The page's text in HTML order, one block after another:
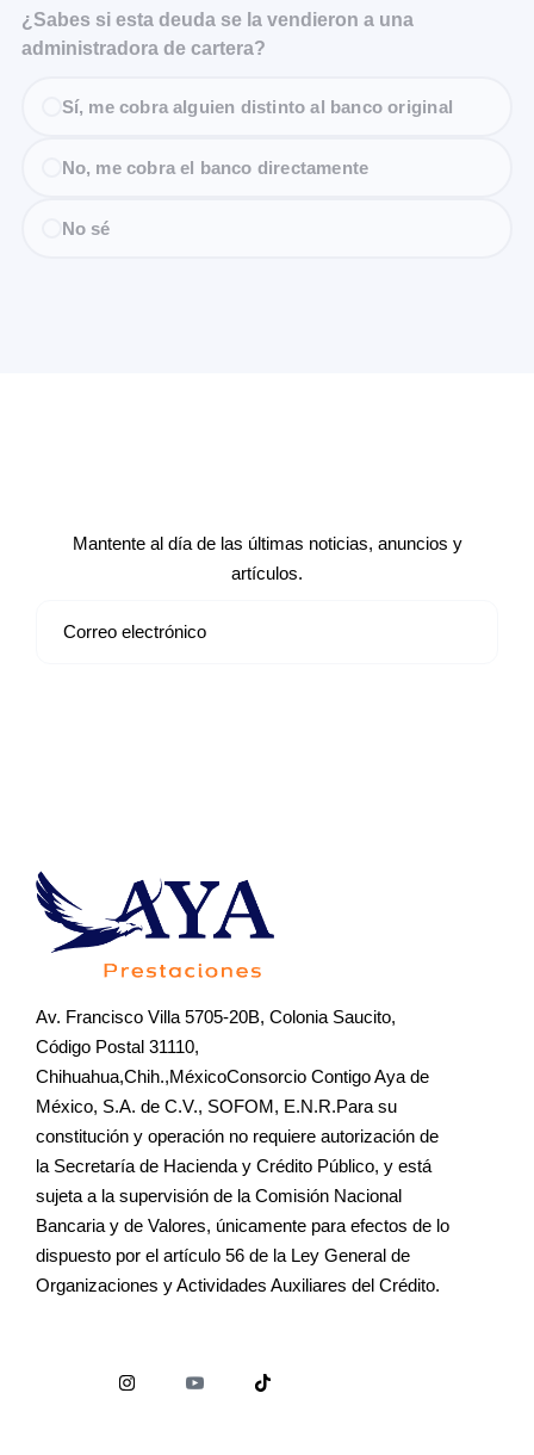
¿Sabes si esta deuda se la vendieron a una
administradora de cartera?
Sí, me cobra alguien distinto al banco original
No, me cobra el banco directamente
No sé
Mantente al día de las últimas noticias, anuncios y
artículos.
Av. Francisco Villa 5705-20B, Colonia Saucito,
Código Postal 31110,
Chihuahua,Chih.,MéxicoConsorcio Contigo Aya de
México, S.A. de C.V., SOFOM, E.N.R.Para su
constitución y operación no requiere autorización de
la Secretaría de Hacienda y Crédito Público, y está
sujeta a la supervisión de la Comisión Nacional
Bancaria y de Valores, únicamente para efectos de lo
dispuesto por el artículo 56 de la Ley General de
Organizaciones y Actividades Auxiliares del Crédito.